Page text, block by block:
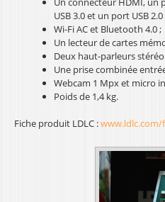
USB 3.0 et un port USB
Wi-Fi AC et Bluetooth 4.0 ;
Un lecteur de cartes
Deux haut-parleurs
Une prise combinée
Webcam 1 Mpx et micro
Poids de 1,4 kg.
Fiche produit LDLC :www.ldlc.com/